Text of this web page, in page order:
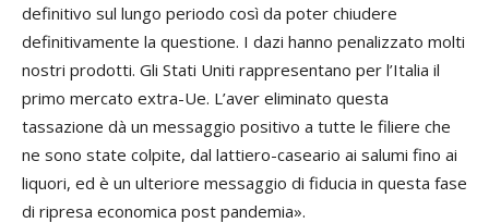
definitivo sul lungo periodo così da poter chiudere
definitivamente la questione. I dazi hanno penalizzato molti
nostri prodotti. Gli Stati Uniti rappresentano per l’Italia il
primo mercato extra-Ue. L’aver eliminato questa
tassazione dà un messaggio positivo a tutte le filiere che
ne sono state colpite, dal lattiero-caseario ai salumi fino ai
liquori, ed è un ulteriore messaggio di fiducia in questa fase
di ripresa economica post pandemia».